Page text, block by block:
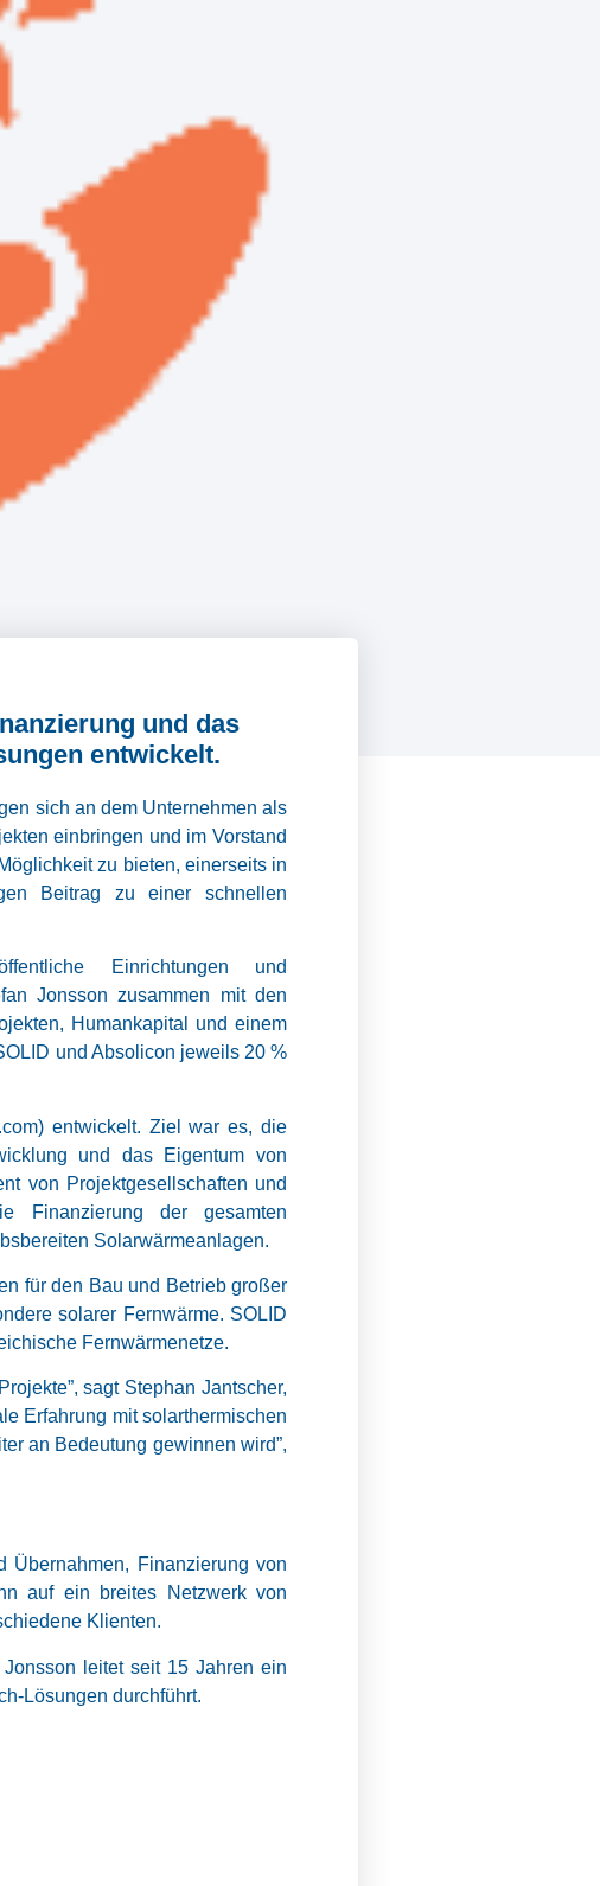
und das
entwickelt.
sich an dem Unternehmen als
einbringen und im Vorstand
zu bieten, einerseits in
Beitrag zu einer schnellen
Einrichtungen und
Jonsson zusammen mit den
Humankapital und einem
und Absolicon jeweils 20 %
entwickelt. Ziel war es, die
und das Eigentum von
von Projektgesellschaften und
Finanzierung der gesamten
Solarwärmeanlagen.
für den Bau und Betrieb großer
solarer Fernwärme. SOLID
Fernwärmenetze.
sagt Stephan Jantscher,
Erfahrung mit solarthermischen
an Bedeutung gewinnen wird”,
Übernahmen, Finanzierung von
auf ein breites Netzwerk von
Klienten.
leitet seit 15 Jahren ein
Lösungen durchführt.